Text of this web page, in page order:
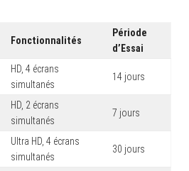
Fonctionnalités
Période
d’Essai
HD, 4 écrans
simultanés
14 jours
HD, 2 écrans
simultanés
7 jours
Ultra HD, 4 écrans
simultanés
30 jours